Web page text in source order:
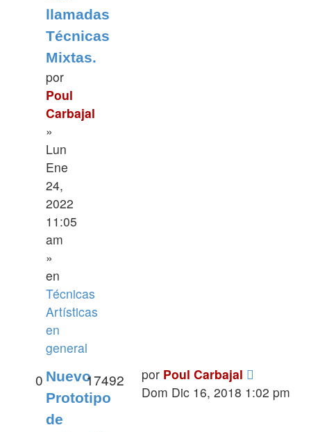
llamadas
Técnicas
Mixtas.
por
Poul
Carbajal
»
Lun
Ene
24,
2022
11:05
am
»
en
Técnicas
Artísticas
en
general
Nuevo
Prototipo
de
0 17492 por Poul Carbajal
Dom Dic 16, 2018 1:02 pm